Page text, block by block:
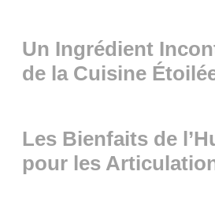
Un Ingrédient
de la Cuisine
Les Bienfaits de
pour les